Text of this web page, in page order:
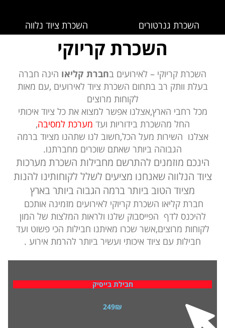
השכרת גנרטורים השכרת ציוד נלווה
השכרת קריוקי
השכרת קריוקי – לאירועים בחברת קליאו הינה חברה
בעלת וותק רב בתחום השכרת ציוד לאירועים ,עם מאות
לקוחות מרוצים
מכל רחבי הארץ,אצלנו אפשר למצוא את כל ציוד איכותי
החל מהשכרת בידוריות ועד מערכת למסיבה,
אצלנו השירות מעל הכל,חשוב לנו שתהנו מציוד ברמה
הגבוהה ביותר שאתם שוכרים מחברתנו.
הינכם מוזמנים להתרשם מחבילות השכרת מערכות
ציוד הנלווה שאנחנו מציעים לשלל לקוחותינו להנות
מציוד הטוב ביותר ברמה הגבוה ביותר בארץ
חברת קליאו השכרת קריוקי לאירועים מזמינה אותכם
להיכנס לדף הפייסבוק שלנו ולראות המלצות של המון
לקוחות מרוצים,אשר שכרו מאיתנו חבילות הכי פשוט ועד
חבילות עם ציוד איכותי ועשיר ביותר להרמת אירוע .
חבילת בייסיק
249₪